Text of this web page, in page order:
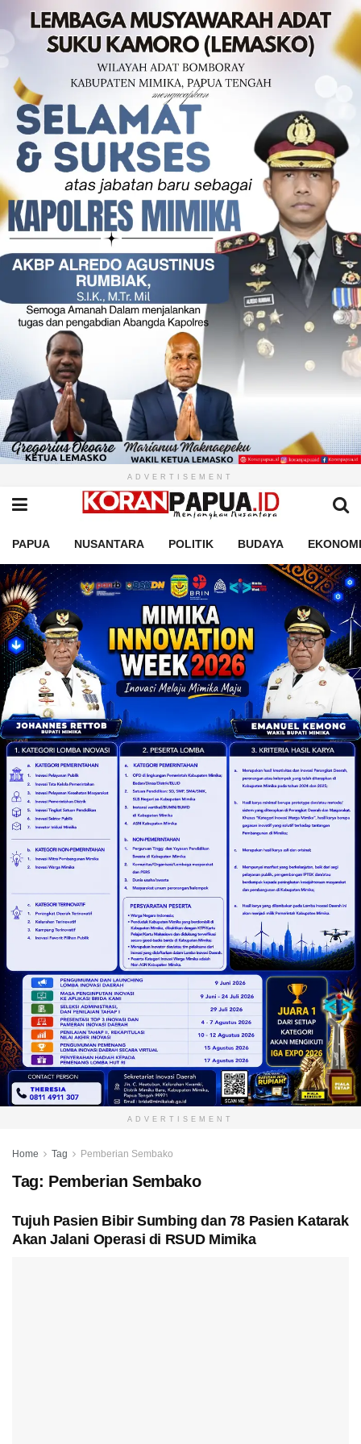
ADVERTISEMENT
PAPUA NUSANTARA POLITIK BUDAYA EKONOMI
ADVERTISEMENT
Home Tag Pemberian Sembako
Tag: Pemberian Sembako
Tujuh Pasien Bibir Sumbing dan 78 Pasien Katarak
Akan Jalani Operasi di RSUD Mimika